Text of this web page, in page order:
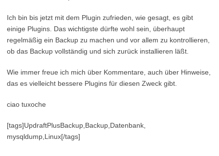
Ich bin bis jetzt mit dem Plugin zufrieden, wie gesagt, es gibt
einige Plugins. Das wichtigste dürfte wohl sein, überhaupt
regelmäßig ein Backup zu machen und vor allem zu kontrollieren,
ob das Backup vollständig und sich zurück installieren läßt.
Wie immer freue ich mich über Kommentare, auch über Hinweise,
das es vielleicht bessere Plugins für diesen Zweck gibt.
ciao tuxoche
[tags]UpdraftPlusBackup,Backup,Datenbank,
mysqldump,Linux[/tags]